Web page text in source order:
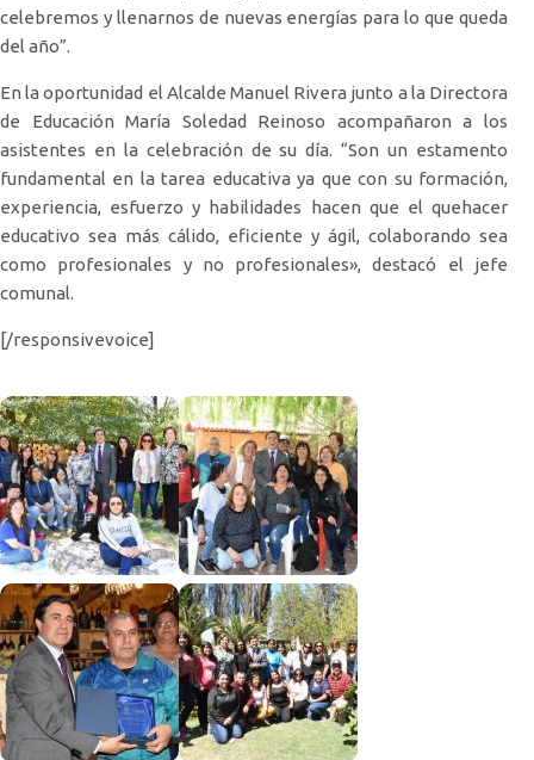
celebremos y llenarnos de nuevas energías para lo que queda
del año”.
En la oportunidad el Alcalde Manuel Rivera junto a la Directora
de Educación María Soledad Reinoso acompañaron a los
asistentes en la celebración de su día. “Son un estamento
fundamental en la tarea educativa ya que con su formación,
experiencia, esfuerzo y habilidades hacen que el quehacer
educativo sea más cálido, eficiente y ágil, colaborando sea
como profesionales y no profesionales», destacó el jefe
comunal.
[/responsivevoice]